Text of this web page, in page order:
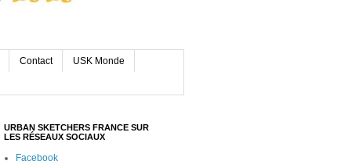
Contact USK Monde
URBAN SKETCHERS FRANCE SUR
LES RÉSEAUX SOCIAUX
Facebook